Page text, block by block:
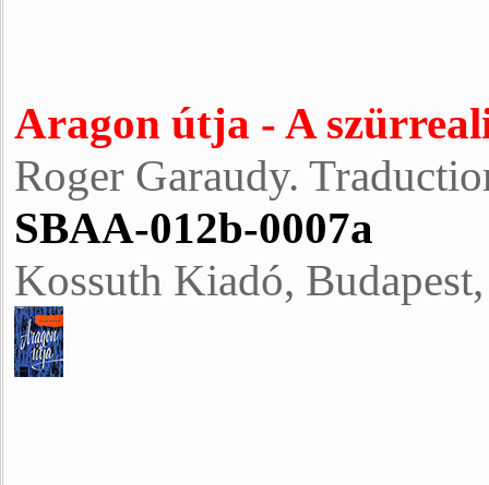
Aragon útja - A
Roger Garaudy.
SBAA-012b-0007a
Kossuth Kiadó,